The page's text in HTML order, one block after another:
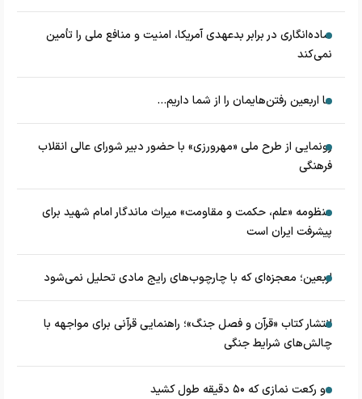
ساده‌انگاری در برابر بدعهدی آمریکا، امنیت و منافع ملی را تأمین
نمی‌کند
ما اربعین رفتن‌هایمان را از شما داریم...
رونمایی از طرح ملی «مهرورزی» با حضور دبیر شورای عالی انقلاب
فرهنگی
منظومه «علم، حکمت و مقاومت» میراث ماندگار امام شهید برای
پیشرفت ایران است
اربعین؛ معجزه‌ای که با چارچوب‌های رایج مادی تحلیل نمی‌شود
انتشار کتاب «قرآن و فصل جنگ»؛ راهنمایی قرآنی برای مواجهه با
چالش‌های شرایط جنگی
دو رکعت نمازی که ۵۰ دقیقه طول کشید